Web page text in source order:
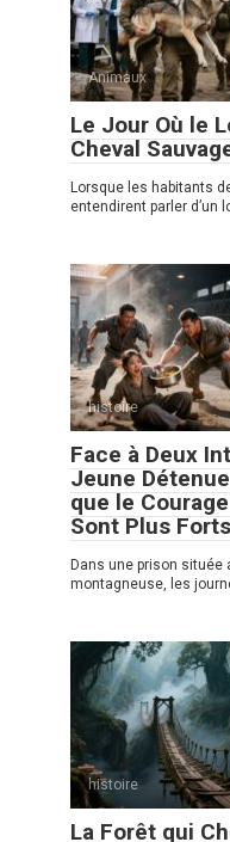
Animaux
Le Jour Où le
Cheval
Lorsque les habitants
entendirent parler d’un
histoire
Face à Deux
Jeune
que le
Sont Plus
Dans une prison située
montagneuse, les
histoire
La Forêt qui